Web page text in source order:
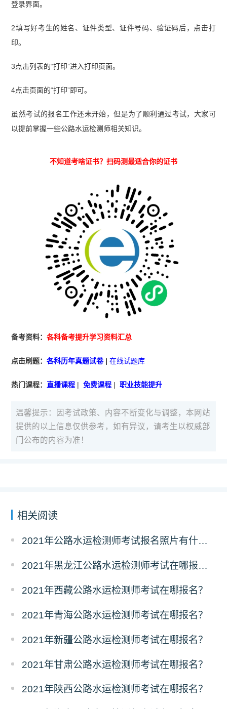
登录界面。
2填写好考生的姓名、证件类型、证件号码、验证码后，点击打
印。
3点击列表的“打印”进入打印页面。
4点击页面的“打印”即可。
虽然考试的报名工作还未开始，但是为了顺利通过考试，大家可
以提前掌握一些公路水运检测师相关知识。
不知道考啥证书？扫码测最适合你的证书
备考资料：各科备考提升学习资料汇总
点击刷题：各科历年真题试卷|在线试题库
热门课程： 直播课程 |免费课程 | 职业技能提升
温馨提示：因考试政策、内容不断变化与调整，本网站
提供的以上信息仅供参考，如有异议，请考生以权威部
门公布的内容为准！
相关阅读
2021年公路水运检测师考试报名照片有什么要求？
2021年黑龙江公路水运检测师考试在哪报名？
2021年西藏公路水运检测师考试在哪报名？
2021年青海公路水运检测师考试在哪报名？
2021年新疆公路水运检测师考试在哪报名？
2021年甘肃公路水运检测师考试在哪报名？
2021年陕西公路水运检测师考试在哪报名？